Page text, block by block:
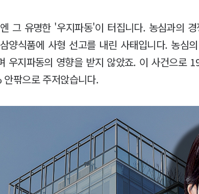
그 유명한 '우지파동'이 터집니다. 농심과의
양식품에 사형 선고를 내린 사태입니다. 농심
우지파동의 영향을 받지 않았죠. 이 사건으로
팎으로 주저앉습니다.